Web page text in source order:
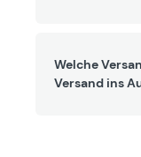
Welche
Versand ins